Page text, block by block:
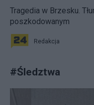
Tragedia w Brzesku.
poszkodowanym
Redakcja
#Śledztwa